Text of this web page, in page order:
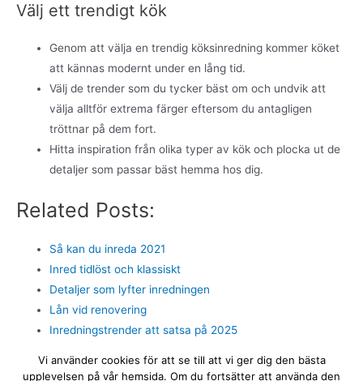
Välj ett trendigt kök
Genom att välja en trendig köksinredning kommer köket
att kännas modernt under en lång tid.
Välj de trender som du tycker bäst om och undvik att
välja alltför extrema färger eftersom du antagligen
tröttnar på dem fort.
Hitta inspiration från olika typer av kök och plocka ut de
detaljer som passar bäst hemma hos dig.
Related Posts:
Så kan du inreda 2021
Inred tidlöst och klassiskt
Detaljer som lyfter inredningen
Lån vid renovering
Inredningstrender att satsa på 2025
Vi använder cookies för att se till att vi ger dig den bästa
upplevelsen på vår hemsida. Om du fortsätter att använda den